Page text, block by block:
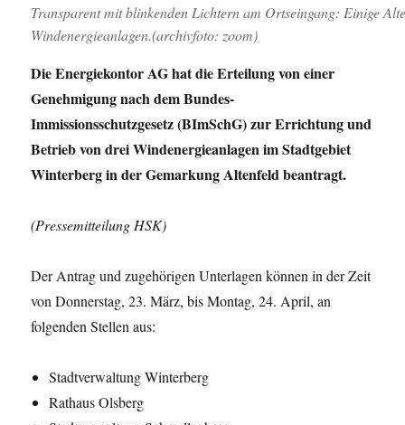
2023
Transparent mit blinkenden Lichtern am Ortseingang: Einige
Windenergieanlagen.(archivfoto: zoom)
Die Energiekontor AG hat die Erteilung von einer
Genehmigung nach dem Bundes-
Immissionsschutzgesetz (BImSchG) zur Errichtung und
Betrieb von drei Windenergieanlagen im Stadtgebiet
Winterberg in der Gemarkung Altenfeld beantragt.
(Pressemitteilung HSK)
Der Antrag und zugehörigen Unterlagen können in der Zeit
von Donnerstag, 23. März, bis Montag, 24. April, an
folgenden Stellen aus:
Stadtverwaltung Winterberg
Rathaus Olsberg